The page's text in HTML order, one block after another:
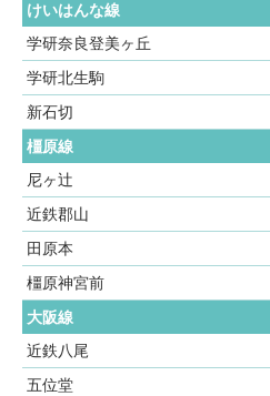
けいはんな線
学研奈良登美ヶ丘
学研北生駒
新石切
橿原線
尼ヶ辻
近鉄郡山
田原本
橿原神宮前
大阪線
近鉄八尾
五位堂